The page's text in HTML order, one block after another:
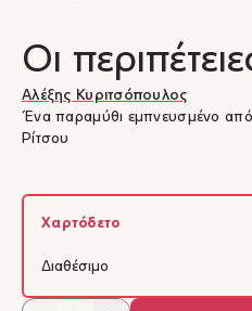
Οι
Αλέξης Κυριτσόπουλος
Ένα παραμύθι εμπνευσμένο από
Ρίτσου
Χαρτόδετο
Διαθέσιμο